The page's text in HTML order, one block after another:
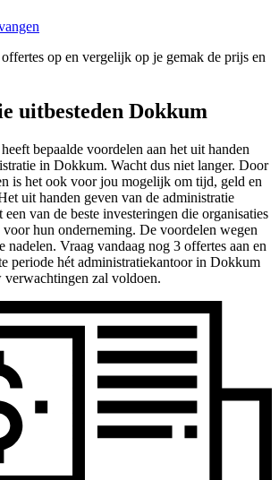
op en vergelijk op je gemak de prijs en
uitbesteden Dokkum
bepaalde voordelen aan het uit handen
in Dokkum. Wacht dus niet langer. Door
is het ook voor jou mogelijk om tijd, geld en
uit handen geven van de administratie
van de beste investeringen die organisaties
voor hun onderneming. De voordelen wegen
nadelen. Vraag vandaag nog 3 offertes aan en
periode hét administratiekantoor in Dokkum
verwachtingen zal voldoen.